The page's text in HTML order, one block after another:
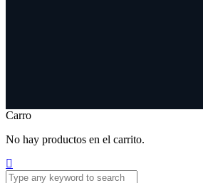
Carro
No hay productos en el carrito.